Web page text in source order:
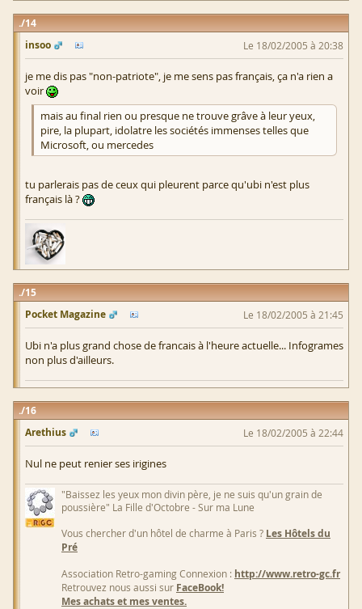
14
insoo
Le 18/02/2005 à 20:38
je me dis pas "non-patriote", je me sens pas français, ça n'a rien a
voir
mais au final rien ou presque ne trouve grâve à leur yeux,
pire, la plupart, idolatre les sociétés immenses telles que
Microsoft, ou mercedes
tu parlerais pas de ceux qui pleurent parce qu'ubi n'est plus
français là ?
15
Pocket Magazine
Le 18/02/2005 à 21:45
Ubi n'a plus grand chose de francais à l'heure actuelle... Infogrames
non plus d'ailleurs.
16
Arethius
Le 18/02/2005 à 22:44
Nul ne peut renier ses irigines
"Baissez les yeux mon divin père, je ne suis qu'un grain de
poussière" La Fille d'Octobre - Sur ma Lune
Vous chercher d'un hôtel de charme à Paris ? Les Hôtels du
Pré
Association Retro-gaming Connexion : http://www.retro-gc.fr
Retrouvez nous aussi sur FaceBook!
Mes achats et mes ventes.